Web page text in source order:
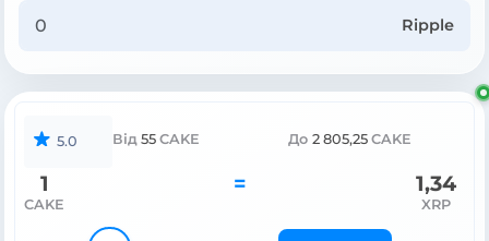
Ripple
5.0 Від 55 CAKE До 2 805,25 CAKE
1
CAKE
= 1,34
XRP